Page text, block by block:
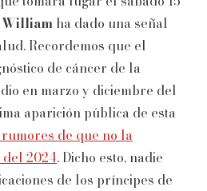
ha dado una señal
Recordemos que el
de cáncer de la
en marzo y diciembre del
aparición pública de esta
de que no la
2024. Dicho esto, nadie
de los príncipes de